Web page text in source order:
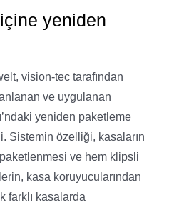
yeniden
vision-tec tarafından
ve uygulanan
yeniden paketleme
Sistemin özelliği, kasaların
ve hem klipsli
kasa koruyucularından
farklı kasalarda